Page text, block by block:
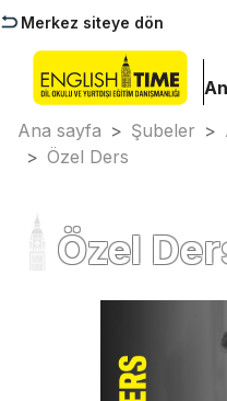
Merkez siteye dön
Ana sayfa > Şubeler >
> Özel Ders
Özel